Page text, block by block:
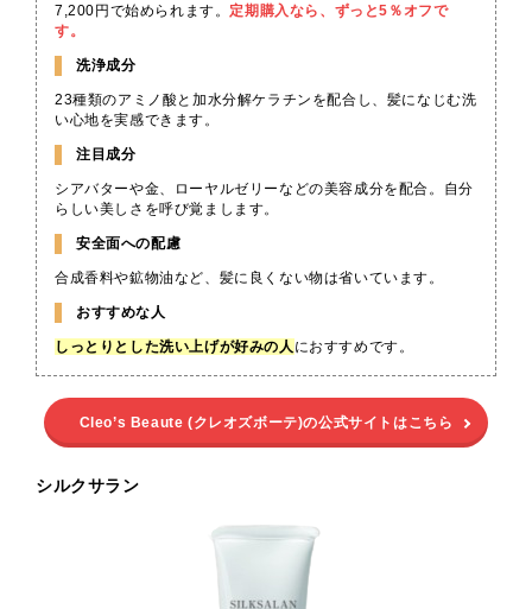
7,200円で始められます。 定期購入なら、ずっと5％オフで
す。
洗浄成分
23種類のアミノ酸と加水分解ケラチンを配合し、髪になじむ洗
い心地を実感できます。
注目成分
シアバターや金、ローヤルゼリーなどの美容成分を配合。自分
らしい美しさを呼び覚まします。
安全面への配慮
合成香料や鉱物油など、髪に良くない物は省いています。
おすすめな人
しっとりとした洗い上げが好みの人 におすすめです。
Cleo’s Beaute (クレオズボーテ)の公式サイトはこちら
シルクサラン